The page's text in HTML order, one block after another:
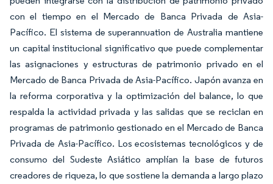
con el tiempo en el Mercado de Banca Privada de Asia-
Pacífico. El sistema de superannuation de Australia mantiene
un capital institucional significativo que puede complementar
las asignaciones y estructuras de patrimonio privado en el
Mercado de Banca Privada de Asia-Pacífico. Japón avanza en
la reforma corporativa y la optimización del balance, lo que
respalda la actividad privada y las salidas que se reciclan en
programas de patrimonio gestionado en el Mercado de Banca
Privada de Asia-Pacífico. Los ecosistemas tecnológicos y de
consumo del Sudeste Asiático amplían la base de futuros
creadores de riqueza, lo que sostiene la demanda a largo plazo